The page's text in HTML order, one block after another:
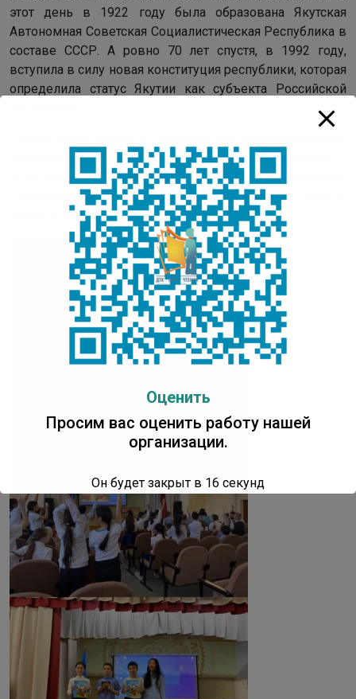
этот день в 1922 году была образована Якутская
Автономная Советская Социалистическая Республика в
составе СССР. А ровно 70 лет спустя, в 1992 году,
вступила в силу новая конституция республики, которая
определила статус Якутии как субъекта Российской
символах Якутии, его выдающихся общественных и
политических деятелях, о культуре, традициях,
климатических и природных особенностях, богатой
флоре и фауне.
Оценить
Просим вас оценить работу нашей
организации.
Он будет закрыт в 16 секунд